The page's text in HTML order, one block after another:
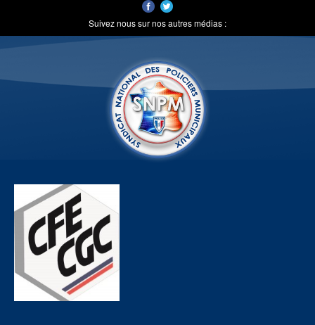
Suivez nous sur nos autres médias :